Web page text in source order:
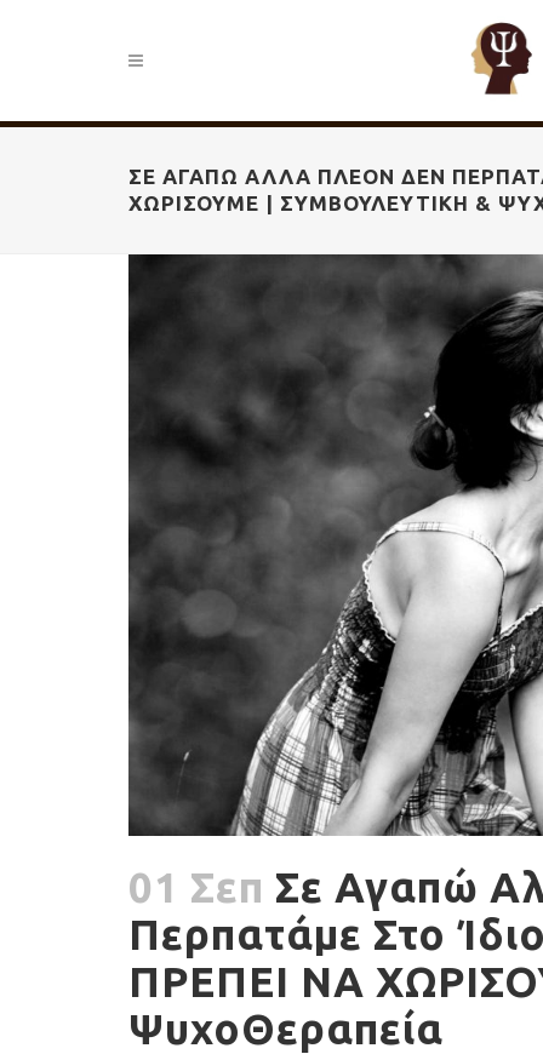
ΣΕ ΑΓΑΠΏ ΑΛΛΆ ΠΛΈΟΝ ΔΕΝ
ΧΩΡΙΣΟΥΜΕ | ΣΥΜΒΟΥΛΕΥΤΙΚΉ &
01 Σεπ Σε Αγαπώ
Περπατάμε Στο
ΠΡΕΠΕΙ ΝΑ
ΨυχοΘεραπεία